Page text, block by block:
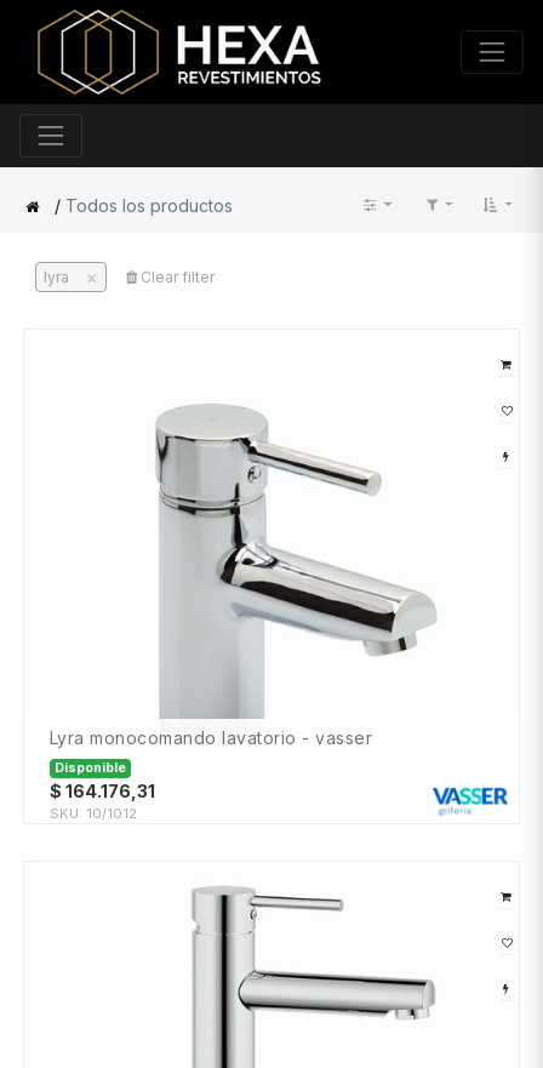
/ Todos los productos
lyra × Clear filter
lyra monocomando lavatorio - vasser
Disponible
$ 164.176,31
SKU: 10/1012